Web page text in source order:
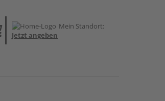
Mein Standort:
Jetzt angeben